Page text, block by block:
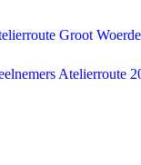
Groot
Atelierroute